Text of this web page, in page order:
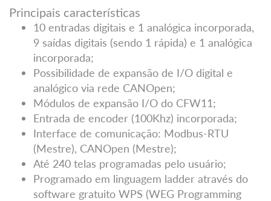
Principais características
10 entradas digitais e 1 analógica incorporada,
9 saídas digitais (sendo 1 rápida) e 1 analógica
incorporada;
Possibilidade de expansão de I/O digital e
analógico via rede CANOpen;
Módulos de expansão I/O do CFW11;
Entrada de encoder (100Khz) incorporada;
Interface de comunicação: Modbus-RTU
(Mestre), CANOpen (Mestre);
Até 240 telas programadas pelo usuário;
Programado em linguagem ladder através do
software gratuito WPS (WEG Programming